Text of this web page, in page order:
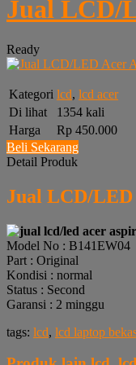
Jual LCD/
Ready
Kategori lcd, lcd acer
Di lihat
1354 kali
Harga
Rp 450.000
Beli Sekarang
Detail Produk
Jual LCD/LED
Model No : B141EW04
Part : Original
Kondisi : normal
Status : Second
Garansi : 2 minggu
tags: lcd, lcd laptop